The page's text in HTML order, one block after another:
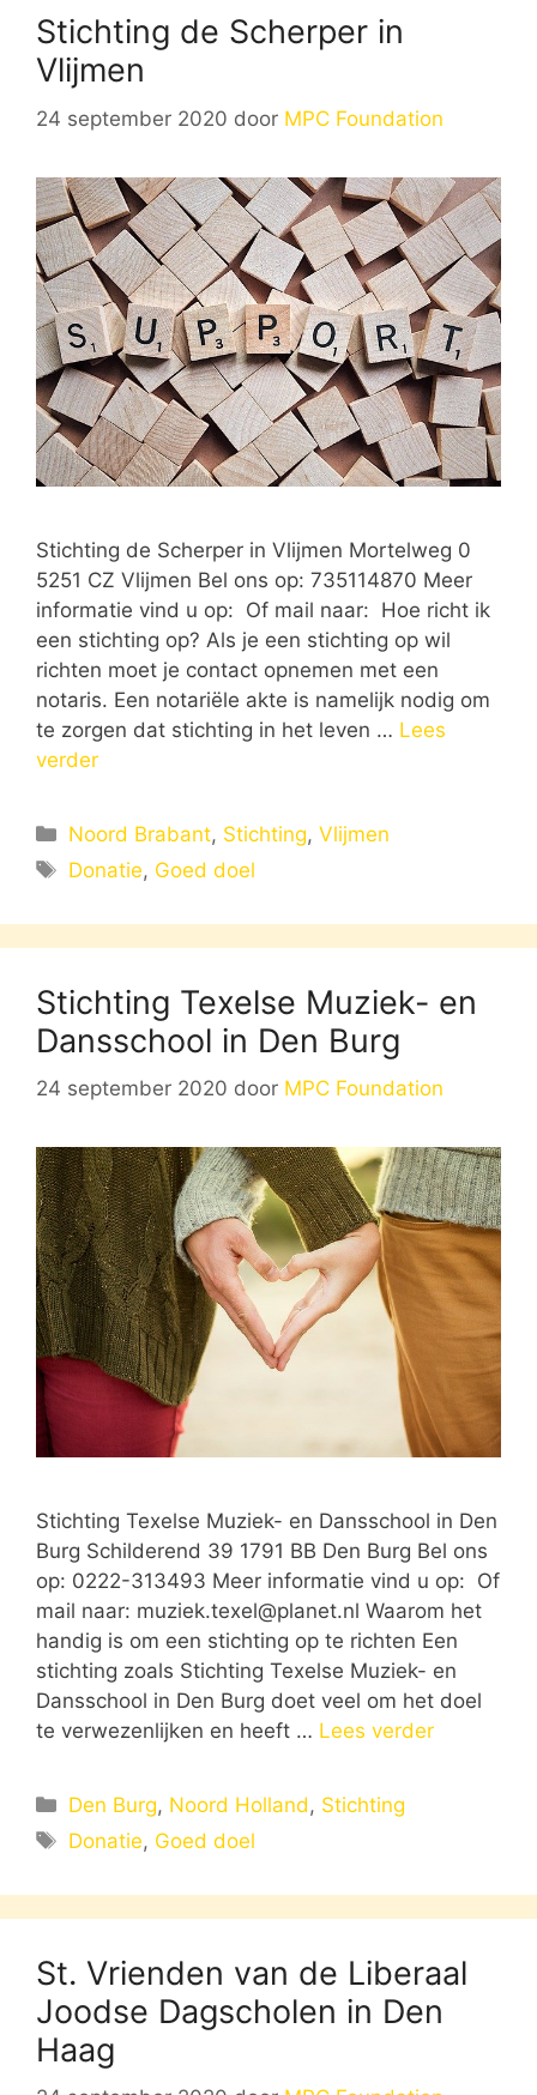
Stichting de Scherper in
Vlijmen
24 september 2020 door MPC Foundation
Stichting de Scherper in Vlijmen Mortelweg 0
5251 CZ Vlijmen Bel ons op: 735114870 Meer
informatie vind u op: Of mail naar: Hoe richt ik
een stichting op? Als je een stichting op wil
richten moet je contact opnemen met een
notaris. Een notariële akte is namelijk nodig om
te zorgen dat stichting in het leven … Lees
verder
Categorieën
Noord Brabant, Stichting,Vlijmen
Tags
Donatie, Goed doel
Stichting Texelse Muziek- en
Dansschool in Den Burg
24 september 2020 door MPC Foundation
Stichting Texelse Muziek- en Dansschool in Den
Burg Schilderend 39 1791 BB Den Burg Bel ons
op: 0222-313493 Meer informatie vind u op: Of
mail naar: muziek.texel@planet.nl Waarom het
handig is om een stichting op te richten Een
stichting zoals Stichting Texelse Muziek- en
Dansschool in Den Burg doet veel om het doel
te verwezenlijken en heeft … Lees verder
Categorieën
Den Burg, Noord Holland , Stichting
Tags
Donatie, Goed doel
St. Vrienden van de Liberaal
Joodse Dagscholen in Den
Haag